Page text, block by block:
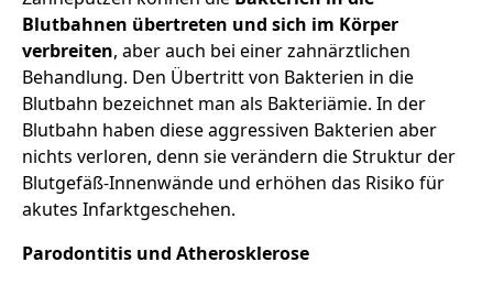
Blutbahnen übertreten und sich im Körper
verbreiten, aber auch bei einer zahnärztlichen
Behandlung. Den Übertritt von Bakterien in die
Blutbahn bezeichnet man als Bakteriämie. In der
Blutbahn haben diese aggressiven Bakterien aber
nichts verloren, denn sie verändern die Struktur der
Blutgefäß-Innenwände und erhöhen das Risiko für
akutes Infarktgeschehen.
Parodontitis und Atherosklerose